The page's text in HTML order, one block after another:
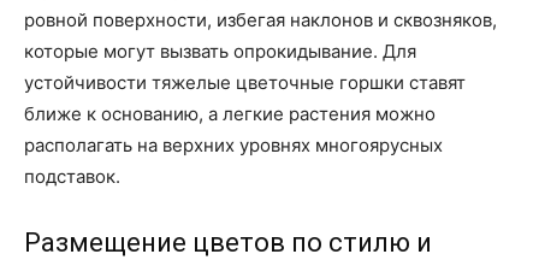
ровной поверхности, избегая наклонов и сквозняков,
которые могут вызвать опрокидывание. Для
устойчивости тяжелые цветочные горшки ставят
ближе к основанию, а легкие растения можно
располагать на верхних уровнях многоярусных
подставок.
Размещение цветов по стилю и